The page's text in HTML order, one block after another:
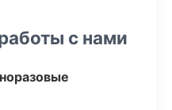
с нами